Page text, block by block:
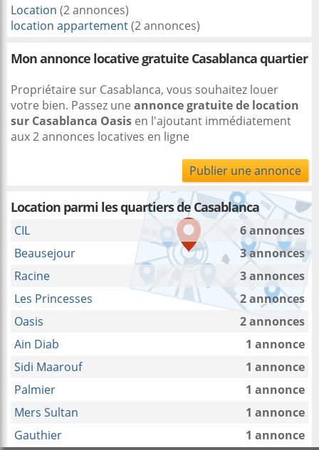
Location (2 annonces)
location appartement(2 annonces)
Mon annonce locative gratuite Casablanca quartier
Propriétaire sur Casablanca, vous souhaitez louer
votre bien. Passez une annonce gratuite de location
sur Casablanca Oasis en l'ajoutant immédiatement
aux 2 annonces locatives en ligne
Publier une annonce
Location parmi les quartiers de Casablanca
CIL
6 annonces
Beausejour
3 annonces
Racine
3 annonces
Les Princesses
2 annonces
Oasis
2 annonces
Ain Diab
1 annonce
Sidi Maarouf
1 annonce
Palmier
1 annonce
Mers Sultan
1 annonce
Gauthier
1 annonce